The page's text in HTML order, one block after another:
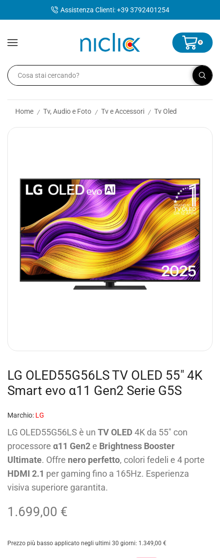
Assistenza Clienti: +39 3792401254
0
Home / Tv, Audio e Foto / Tv e Accessori / Tv Oled
LG OLED55G56LS TV OLED 55″ 4K
Smart evo α11 Gen2 Serie G5S
Marchio: LG
LG OLED55G56LS è un TV OLED 4K da 55″ con
processore α11 Gen2 e Brightness Booster
Ultimate. Offre nero perfetto, colori fedeli e 4 porte
HDMI 2.1 per gaming fino a 165Hz. Esperienza
visiva superiore garantita.
1.699,00 €
Prezzo più basso applicato negli ultimi 30 giorni: 1.349,00 €